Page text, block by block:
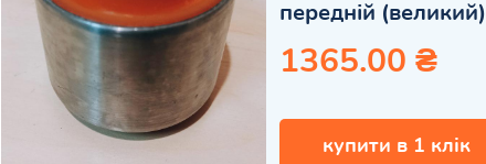
передній (великий)
1365.00 ₴
купити в 1 клік